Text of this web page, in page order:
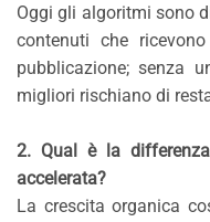
Oggi gli algoritmi sono
contenuti che
pubblicazione; senza
migliori rischiano di
2. Qual è la
accelerata?
La crescita organica